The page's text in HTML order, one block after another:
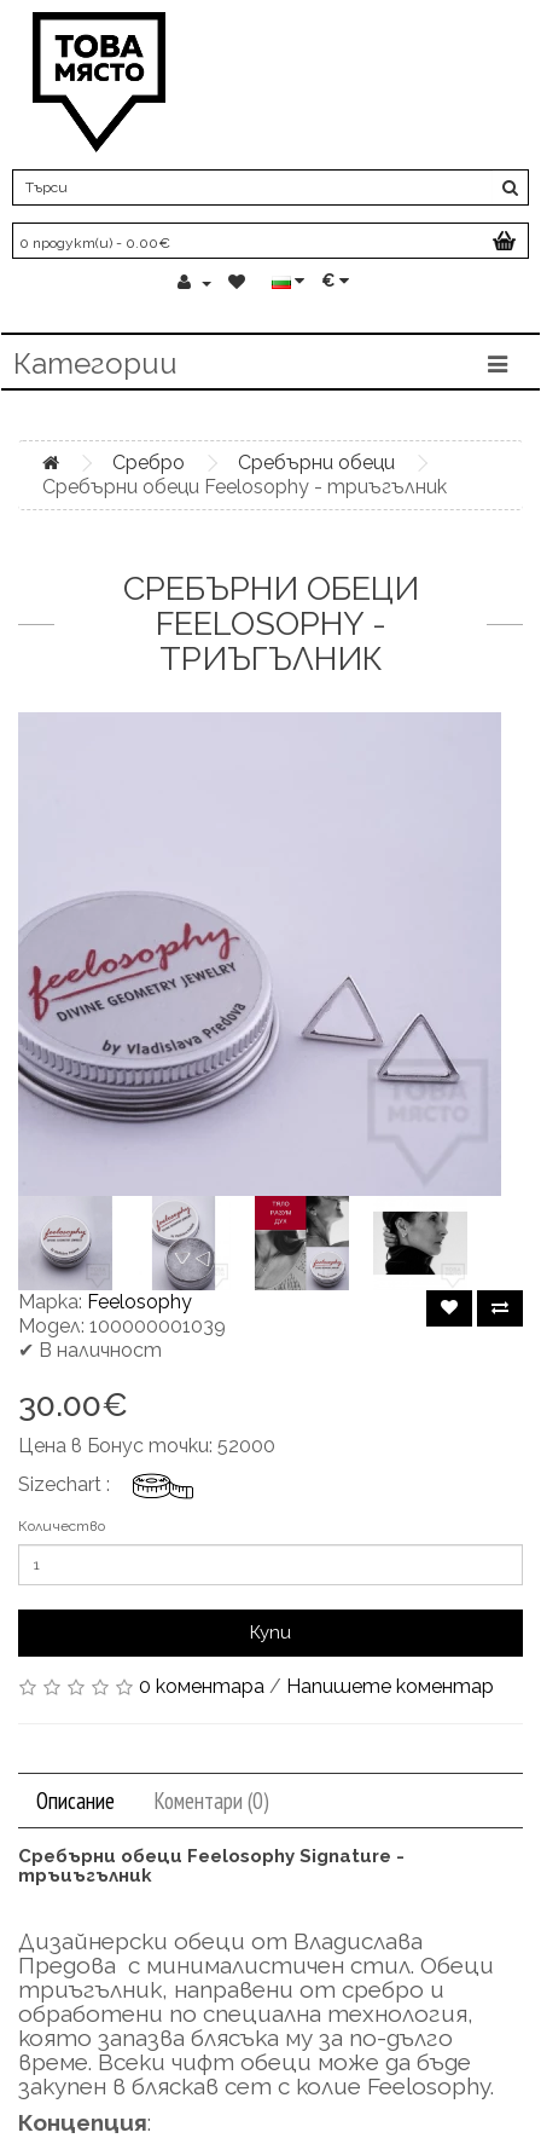
0 продукт(и) - 0.00€
€
Категории
Сребро
Сребърни обеци
Сребърни обеци Feelosophy - триъгълник
СРЕБЪРНИ ОБЕЦИ
FEELOSOPHY -
ТРИЪГЪЛНИК
Марка: Feelosophy
Модел: 100000001039
✔ В наличност
30.00€
Цена в Бонус точки: 52000
Sizechart :
Количество
Купи
0 коментара / Напишете коментар
Описание Коментари (0)
Сребърни обеци Feelosophy Signature -
тръиъгълник
Дизайнерски обеци от Владислава
Предова с минималистичен стил. Обеци
триъгълник, направени от сребро и
обработени по специална технология,
която запазва блясъка му за по-дълго
време. Всеки чифт обеци може да бъде
закупен в бляскав сет с колие Feelosophy.
Концепция: